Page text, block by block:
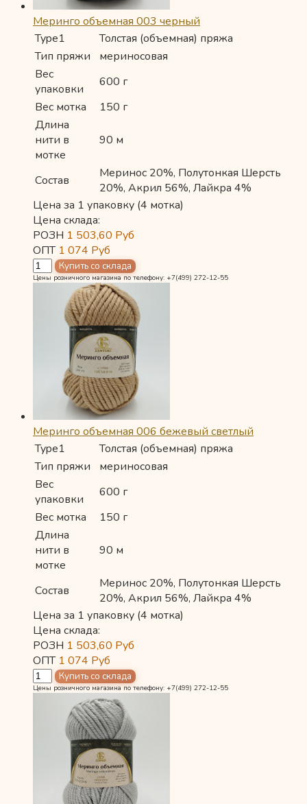
Меринго объемная 003 черный
Type1
Толстая (объемная) пряжа
Тип пряжи
мериносовая
Вес
упаковки
600 г
Вес мотка
150 г
Длина
нити в
мотке
90 м
Состав
Меринос 20%, Полутонкая Шерсть
20%, Акрил 56%, Лайкра 4%
Цена за 1 упаковку (4 мотка)
Цена склада:
РОЗН 1 503,60 Руб
ОПТ 1 074 Руб
Цены розничного магазина по телефону: +7(499) 272-12-55
Меринго объемная 006 бежевый светлый
Type1
Толстая (объемная) пряжа
Тип пряжи
мериносовая
Вес
упаковки
600 г
Вес мотка
150 г
Длина
нити в
мотке
90 м
Состав
Меринос 20%, Полутонкая Шерсть
20%, Акрил 56%, Лайкра 4%
Цена за 1 упаковку (4 мотка)
Цена склада:
РОЗН 1 503,60 Руб
ОПТ 1 074 Руб
Цены розничного магазина по телефону: +7(499) 272-12-55